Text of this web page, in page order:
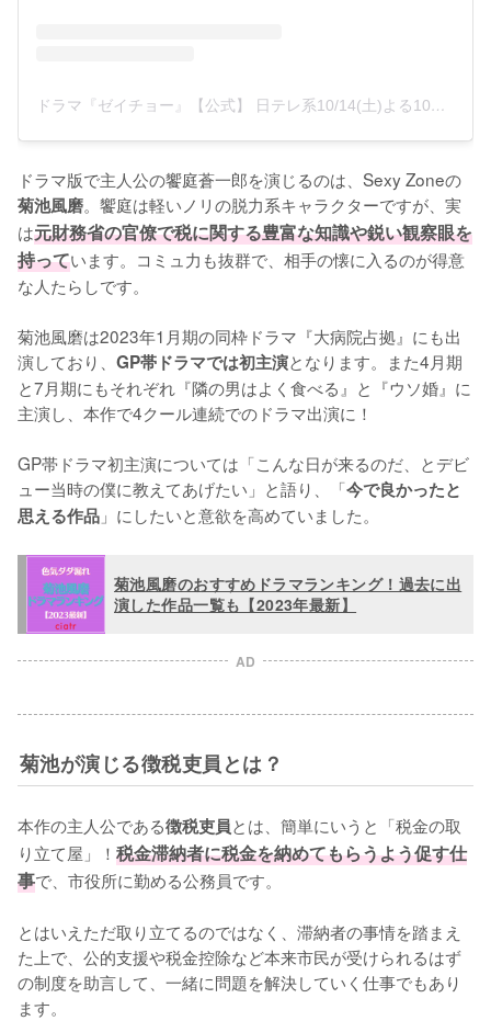
ドラマ『ゼイチョー』【公式】 日テレ系10/14(土)よる10時スタート(@zeicho_drama)がシェアした投稿
ドラマ版で主人公の饗庭蒼一郎を演じるのは、Sexy Zoneの
菊池風磨。饗庭は軽いノリの脱力系キャラクターですが、実
は元財務省の官僚で税に関する豊富な知識や鋭い観察眼を
持っています。コミュ力も抜群で、相手の懐に入るのが得意
な人たらしです。
菊池風磨は2023年1月期の同枠ドラマ『大病院占拠』にも出
演しており、 GP帯ドラマでは初主演となります。また4月期
と7月期にもそれぞれ『隣の男はよく食べる』と『ウソ婚』に
主演し、本作で4クール連続でのドラマ出演に！
GP帯ドラマ初主演については「こんな日が来るのだ、とデビ
ュー当時の僕に教えてあげたい」と語り、「今で良かったと
思える作品 」にしたいと意欲を高めていました。
菊池風磨のおすすめドラマランキング！過去に出
演した作品一覧も【2023年最新】
AD
菊池が演じる徴税吏員とは？
本作の主人公である徴税吏員とは、簡単にいうと「税金の取
り立て屋」！ 税金滞納者に税金を納めてもらうよう促す仕
事で、市役所に勤める公務員です。
とはいえただ取り立てるのではなく、滞納者の事情を踏まえ
た上で、公的支援や税金控除など本来市民が受けられるはず
の制度を助言して、一緒に問題を解決していく仕事でもあり
ます。